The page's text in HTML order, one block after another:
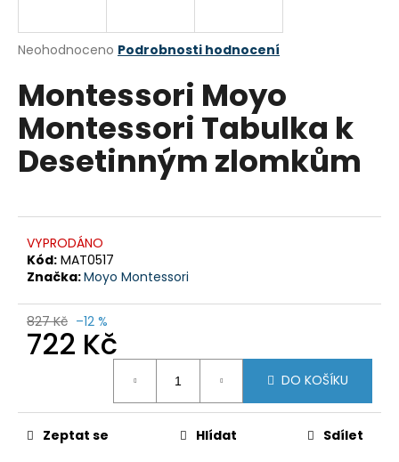
Průměrné
produktu
je
0,0
5
hvězdiček.
Neohodnoceno Podrobnosti hodnocení
Montessori Moyo
Montessori Tabulka k
Desetinným zlomkům
VYPRODÁNO
Kód: MAT0517
Značka:Moyo Montessori
827 Kč –12 %
722 Kč
DO KOŠÍKU
Zeptat se Hlídat Sdílet
j
t
?
D
o
p
o
u